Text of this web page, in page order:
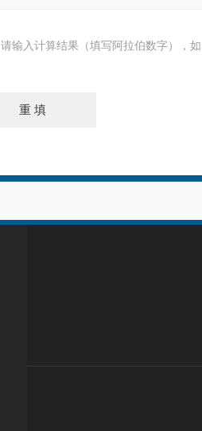
请输入计算结果（填写阿拉伯数字），